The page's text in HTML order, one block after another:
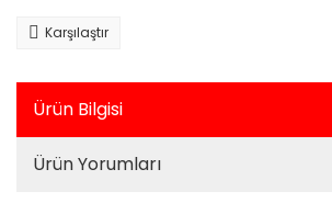
Karşılaştır
Ürün Bilgisi
Ürün Yorumları